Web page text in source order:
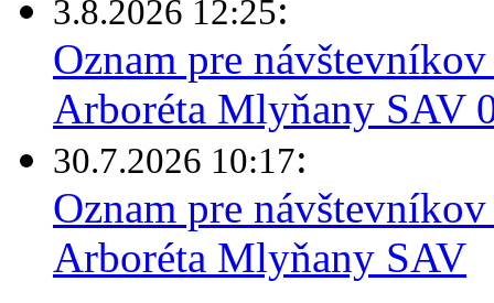
3.8.2026 12:25
Oznam pre
Arboréta Mlyňany SAV
30.7.2026 10:17:
Oznam pre
Arboréta Mlyňany SAV